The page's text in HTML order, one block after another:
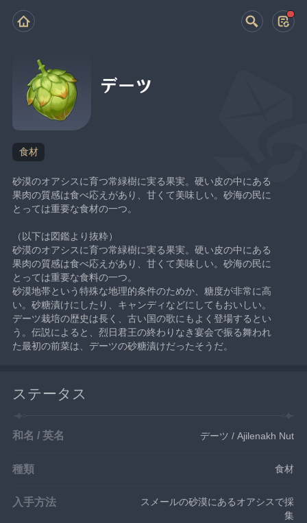
デーツ
食材
砂漠のオアシスに育つ常緑樹に実る果実。硬い皮の中にある
果肉の質感は食べ応えがあり、甘くて美味しい。砂海の民に
とっては重要な食材の一つ。
（以下は図鑑より抜粋）
砂漠のオアシスに育つ常緑樹に実る果実。硬い皮の中にある
果肉の質感は食べ応えがあり、甘くて美味しい。砂海の民に
とっては重要な食料の一つ。
砂漠地帯という特殊な地理的条件のためか、糖度が非常に高
い。砂糖漬けにしたり、キャンディなどにしてもおいしい。
デーツ栽培の歴史は長く、古い国の歌にもよく登場するとい
う。伝説によると、烈日君王の終わりなき宴会で振る舞われ
た最初の前菜は、デーツの砂糖漬けだったそうだ。
ステータス
和名 / 英名 デーツ / Ajilenakh Nut
種類 食材
入手方法
スメールの砂漠にあるオアシスで採
集